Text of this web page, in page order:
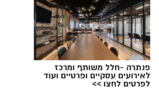
פנתרה -חלל משותף ומרכז
לאירועים עסקיים ופרטיים ועוד
לפרטים לחצו >>